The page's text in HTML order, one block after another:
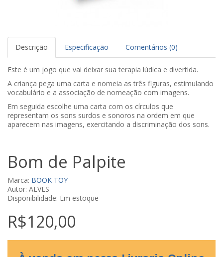
Descrição Especificação Comentários (0)
Este é um jogo que vai deixar sua terapia lúdica e divertida.
A criança pega uma carta e nomeia as três figuras, estimulando
vocabulário e a associação de nomeação com imagens.
Em seguida escolhe uma carta com os círculos que
representam os sons surdos e sonoros na ordem em que
aparecem nas imagens, exercitando a discriminação dos sons.
Bom de Palpite
Marca: BOOK TOY
Autor: ALVES
Disponibilidade: Em estoque
R$120,00